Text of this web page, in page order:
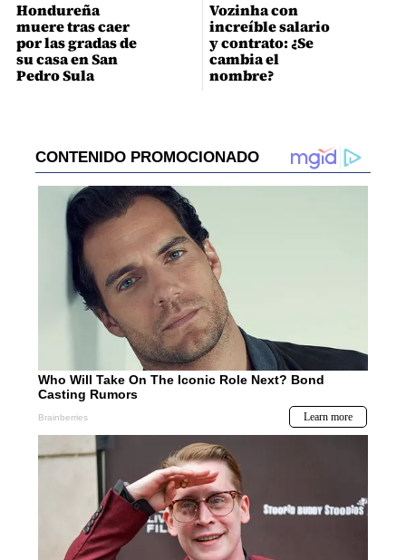
Hondureña
muere tras caer
por las gradas de
su casa en San
Pedro Sula
Vozinha con
increíble salario
y contrato: ¿Se
cambia el
nombre?